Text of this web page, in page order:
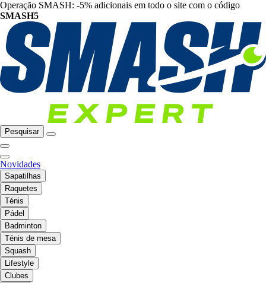
Operação SMASH: -5% adicionais em todo o site com o código
SMASH5
Pesquisar
Novidades
Sapatilhas
Raquetes
Ténis
Pádel
Badminton
Ténis de mesa
Squash
Lifestyle
Clubes